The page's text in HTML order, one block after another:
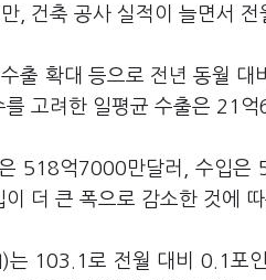
, 건축 공사 실적이 늘면서
출 확대 등으로 전년 동월
를 고려한 일평균 수출은 21
518억7000만달러, 수입은
더 큰 폭으로 감소한 것에
는 103.1로 전월 대비 0.1포